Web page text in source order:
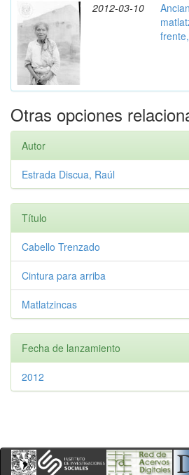
2012-03-10
Otras opciones
Autor
Estrada Discua, Raúl
Título
Cabello Trenzado
Cintura para arriba
Matlatzincas
Fecha de lanzamiento
2012